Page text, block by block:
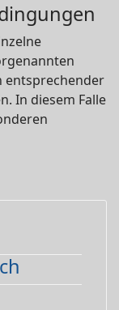
entsprechender
In diesem Falle